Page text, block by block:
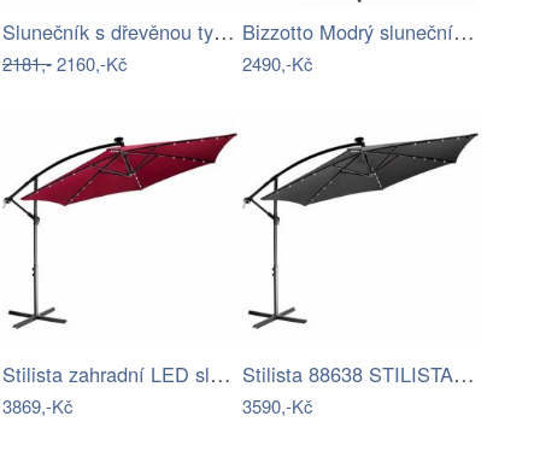
Slunečník s dřevěnou tyčí Ø 330 cm…
2181,-2160,-Kč
Bizzotto Modrý slunečník Atlanta Ø 270…
2490,-Kč
Stilista zahradní LED slunečník 350 cm…
3869,-Kč
Stilista 88638 STILISTA Zahradní LED…
3590,-Kč